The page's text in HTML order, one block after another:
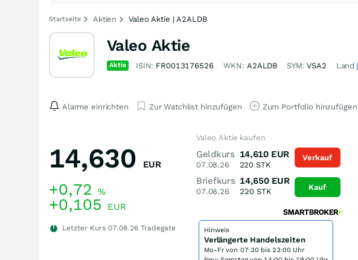
Startseite Aktien Valeo Aktie | A2ALDB
Valeo Aktie
Aktie ISIN: FR0013176526 WKN: A2ALDB SYM:VSA2 Land
Alarme einrichten Zur Watchlist hinzufügen Zum Portfolio hinzufügen
14,630 EUR
+0,72 %
+0,105 EUR
Letzter Kurs 07.08.26 Tradegate
Valeo Aktie kaufen
Geldkurs
07.08.26
14,610 EUR
220 STK
Briefkurs
07.08.26
14,650 EUR
220STK
Verkauf
Kauf
Hinweis
Verlängerte Handelszeiten
Mo-Fr von 07:30 bis 23:00 Uhr